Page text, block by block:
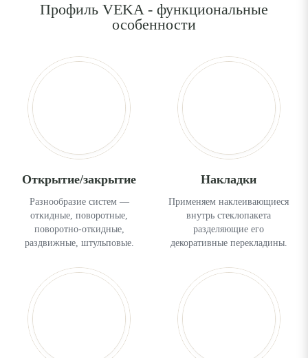
Профиль VEKA - функциональные
особенности
Открытие/закрытие
Разнообразие систем —
откидные, поворотные,
поворотно-откидные,
раздвижные, штульповые.
Накладки
Применяем наклеивающиеся
внутрь стеклопакета
разделяющие его
декоративные перекладины.